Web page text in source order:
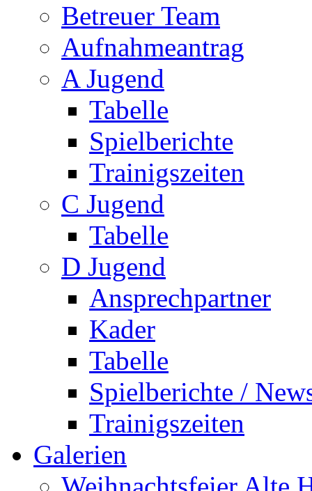
Betreuer Team
Aufnahmeantrag
A Jugend
Tabelle
Spielberichte
Trainigszeiten
C Jugend
Tabelle
D Jugend
Ansprechpartner
Kader
Tabelle
Spielberichte /
Trainigszeiten
Galerien